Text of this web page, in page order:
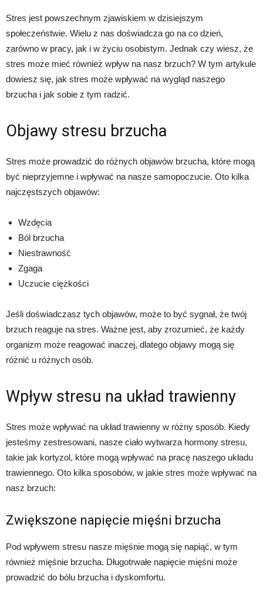
Stres jest powszechnym zjawiskiem w dzisiejszym
społeczeństwie. Wielu z nas doświadcza go na co dzień,
zarówno w pracy, jak i w życiu osobistym. Jednak czy wiesz, że
stres może mieć również wpływ na nasz brzuch? W tym artykule
dowiesz się, jak stres może wpływać na wygląd naszego
brzucha i jak sobie z tym radzić.
Objawy stresu brzucha
Stres może prowadzić do różnych objawów brzucha, które mogą
być nieprzyjemne i wpływać na nasze samopoczucie. Oto kilka
najczęstszych objawów:
Wzdęcia
Ból brzucha
Niestrawność
Zgaga
Uczucie ciężkości
Jeśli doświadczasz tych objawów, może to być sygnał, że twój
brzuch reaguje na stres. Ważne jest, aby zrozumieć, że każdy
organizm może reagować inaczej, dlatego objawy mogą się
różnić u różnych osób.
Wpływ stresu na układ trawienny
Stres może wpływać na układ trawienny w różny sposób. Kiedy
jesteśmy zestresowani, nasze ciało wytwarza hormony stresu,
takie jak kortyzol, które mogą wpływać na pracę naszego układu
trawiennego. Oto kilka sposobów, w jakie stres może wpływać na
nasz brzuch:
Zwiększone napięcie mięśni brzucha
Pod wpływem stresu nasze mięśnie mogą się napiąć, w tym
również mięśnie brzucha. Długotrwałe napięcie mięśni może
prowadzić do bólu brzucha i dyskomfortu.